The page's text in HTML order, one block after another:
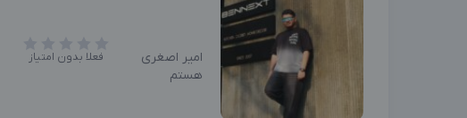
امیر اصغری
هستم
فعلا بدون امتیاز